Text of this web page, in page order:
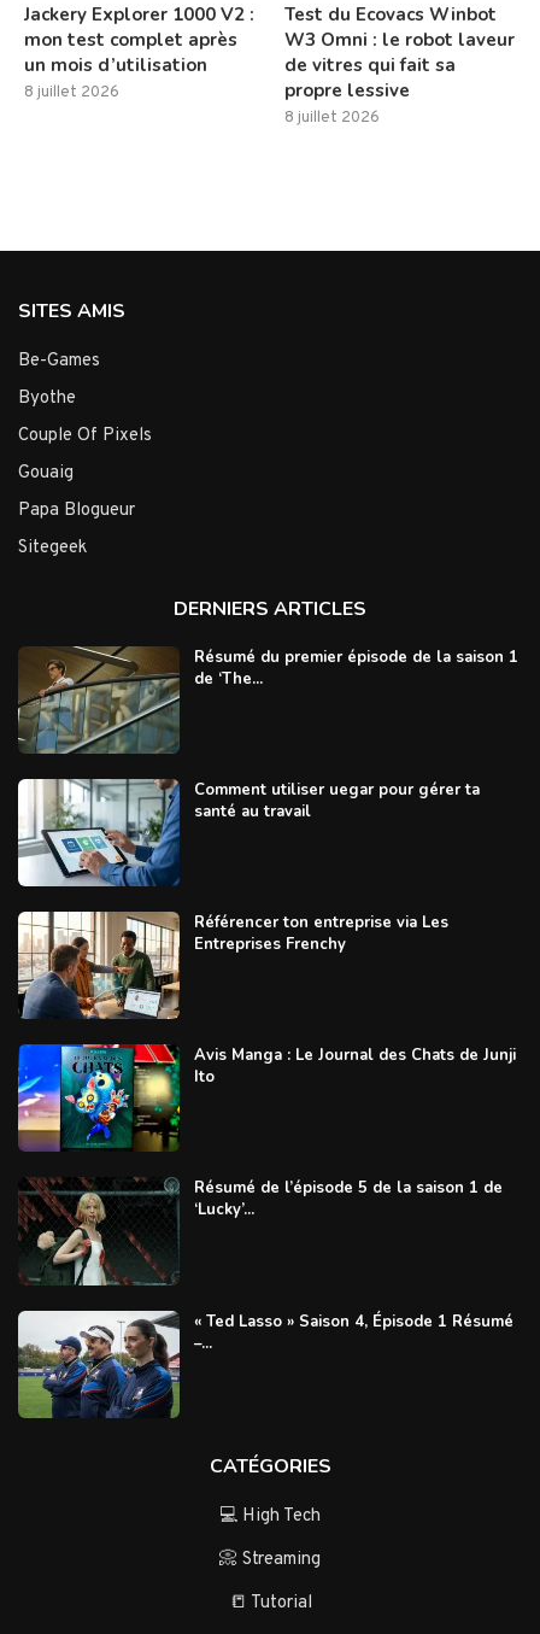
Jackery Explorer 1000 V2 :
mon test complet après
un mois d’utilisation
8 juillet 2026
Test du Ecovacs Winbot
W3 Omni : le robot laveur
de vitres qui fait sa
propre lessive
8 juillet 2026
SITES AMIS
Be-Games
Byothe
Couple Of Pixels
Gouaig
Papa Blogueur
Sitegeek
DERNIERS ARTICLES
Résumé du premier épisode de la saison 1
de ‘The...
Comment utiliser uegar pour gérer ta
santé au travail
Référencer ton entreprise via Les
Entreprises Frenchy
Avis Manga : Le Journal des Chats de Junji
Ito
Résumé de l’épisode 5 de la saison 1 de
‘Lucky’...
« Ted Lasso » Saison 4, Épisode 1 Résumé
–...
CATÉGORIES
💻 High Tech
📀 Streaming
📒 Tutorial